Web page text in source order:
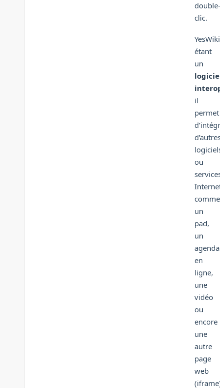
double-
clic.
YesWiki
étant
un
il
permet
ou
comme
un
pad,
un
agenda
en
ligne,
une
vidéo
ou
encore
une
autre
page
web